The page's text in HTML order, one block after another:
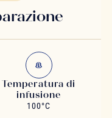
Temperatura di
infusione
100°C